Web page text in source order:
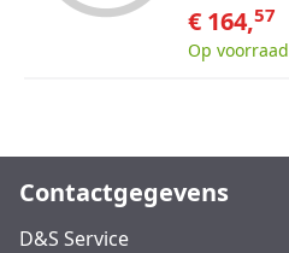
€ 164,57
Op voorraad
Contactgegevens
D&S Service